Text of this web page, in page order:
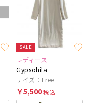
SALE
レディース
Gypsohila
サイズ：Free
￥5,500税込